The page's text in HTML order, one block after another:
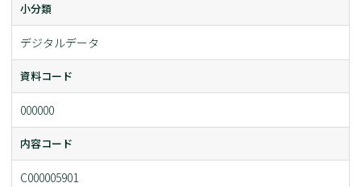
小分類
デジタルデータ
資料コード
000000
内容コード
C000005901